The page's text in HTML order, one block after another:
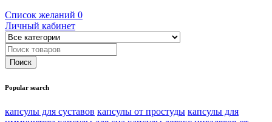
Список желаний 0
Личный кабинет
Popular search
капсулы для суставов капсулы от простуды капсулы для